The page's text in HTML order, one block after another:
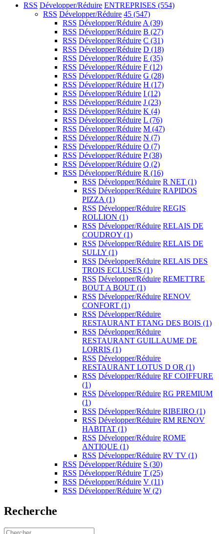
RSS Développer/Réduire ENTREPRISES (554)
RSS Développer/Réduire 45 (547)
RSS Développer/Réduire A (39)
RSS Développer/Réduire B (27)
RSS Développer/Réduire C (31)
RSS Développer/Réduire D (18)
RSS Développer/Réduire E (35)
RSS Développer/Réduire F (12)
RSS Développer/Réduire G (28)
RSS Développer/Réduire H (17)
RSS Développer/Réduire I (12)
RSS Développer/Réduire J (23)
RSS Développer/Réduire K (4)
RSS Développer/Réduire L (76)
RSS Développer/Réduire M (47)
RSS Développer/Réduire N (7)
RSS Développer/Réduire O (7)
RSS Développer/Réduire P(38)
RSS Développer/Réduire Q (2)
RSS Développer/Réduire R (16)
RSS Développer/Réduire R NET (1)
RSS Développer/Réduire RAPIDOS
PIZZA (1)
RSS Développer/Réduire REGIS
ROLLION (1)
RSS Développer/Réduire RELAIS DE
COUDROY (1)
RSS Développer/Réduire RELAIS DE
SULLY (1)
RSS Développer/Réduire RELAIS DES
TROIS ECLUSES (1)
RSS Développer/Réduire REMETTRE
BOUT A BOUT (1)
RSS Développer/Réduire RENOV
CONFORT (1)
RSS Développer/Réduire
RESTAURANT ETANG DES BOIS (1)
RSS Développer/Réduire
RESTAURANT GUILLAUME DE
LORRIS (1)
RSS Développer/Réduire
RESTAURANT LOTUS D OR (1)
RSS Développer/Réduire RF COIFFURE
(1)
RSS Développer/Réduire RG PREMIUM
(1)
RSS Développer/Réduire RIBEIRO (1)
RSS Développer/Réduire RM RENOV
HABITAT (1)
RSS Développer/Réduire ROME
ANTIQUE (1)
RSS Développer/Réduire RV TV (1)
RSS Développer/Réduire S (30)
RSS Développer/Réduire T (25)
RSS Développer/Réduire V (11)
RSS Développer/Réduire W (2)
Recherche